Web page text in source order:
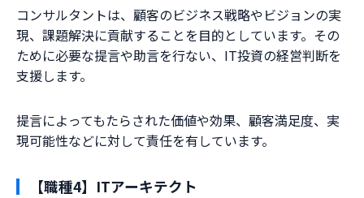
コンサルタントは、顧客のビジネス戦略やビジョンの実
現、課題解決に貢献することを目的としています。その
ために必要な提言や助言を行ない、IT投資の経営判断を
支援します。
提言によってもたらされた価値や効果、顧客満足度、実
現可能性などに対して責任を有しています。
【職種4】ITアーキテクト